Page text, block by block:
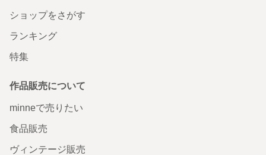
ショップをさがす
ランキング
特集
作品販売について
minneで売りたい
食品販売
ヴィンテージ販売